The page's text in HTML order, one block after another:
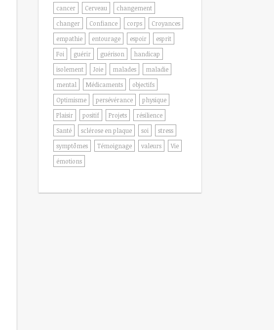
cancer
Cerveau
changement
changer
Confiance corps
Croyances
empathie
entourage espoir
esprit
Foi
guérir guérison
handicap
isolement
Joie malades
maladie
mental
Médicaments
objectifs
Optimisme
persévérance
physique
Plaisir
positif Projets
résilience
Santé
sclérose en plaque soi
stress
symptômes
Témoignage valeurs
Vie
émotions